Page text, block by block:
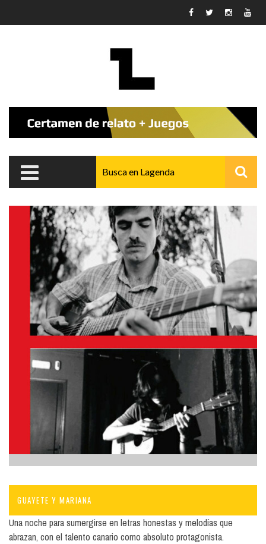
GUAYETE Y MARIANA
Una noche para sumergirse en letras honestas y melodías que
abrazan, con el talento canario como absoluto protagonista.